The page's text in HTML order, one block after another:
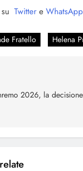
Twitter e WhatsApp
Fratello Helena
2026, la